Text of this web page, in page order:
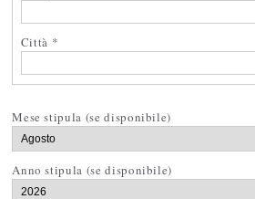
Città *
Mese stipula (se disponibile)
Anno stipula (se disponibile)